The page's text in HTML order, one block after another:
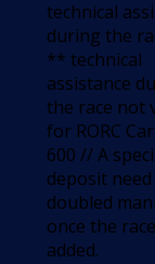
technical
during the
** technical
assistance
the race not
for RORC
600 // A
deposit
doubled
once the
added.